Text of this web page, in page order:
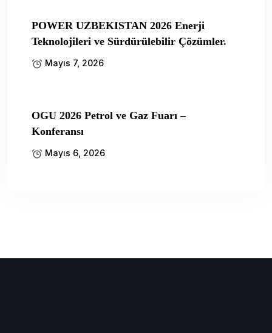
POWER UZBEKISTAN 2026 Enerji
Teknolojileri ve Sürdürülebilir Çözümler.
Mayıs 7, 2026
OGU 2026 Petrol ve Gaz Fuarı –
Konferansı
Mayıs 6, 2026